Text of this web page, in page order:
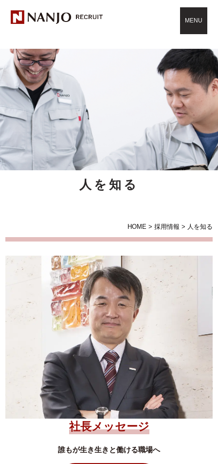
MENU
人を知る
HOME > 採用情報 > 人を知る
社長メッセージ
誰もが生き生きと働ける職場へ